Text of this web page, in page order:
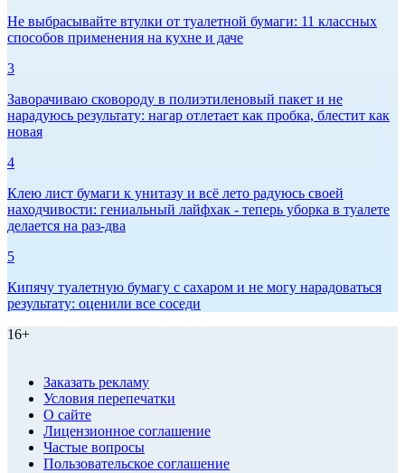
Не выбрасывайте втулки от туалетной бумаги: 11 классных
способов применения на кухне и даче
3
Заворачиваю сковороду в полиэтиленовый пакет и не
нарадуюсь результату: нагар отлетает как пробка, блестит как
новая
4
Клею лист бумаги к унитазу и всё лето радуюсь своей
находчивости: гениальный лайфхак - теперь уборка в туалете
делается на раз-два
5
Кипячу туалетную бумагу с сахаром и не могу нарадоваться
результату: оценили все соседи
16+
Заказать рекламу
Условия перепечатки
О сайте
Лицензионное соглашение
Частые вопросы
Пользовательское соглашение